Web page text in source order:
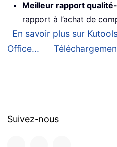
Meilleur rapport
rapport à l’achat de
En savoir plus sur
Office...
Suivez-nous